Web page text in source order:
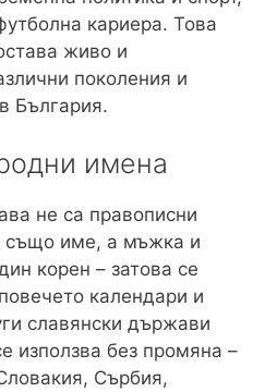
кариера. Това
живо и
поколения и
България.
имена
не са правописни
също име, а мъжка и
корен – затова се
календари и
славянски държави
използва без промяна –
Сърбия,